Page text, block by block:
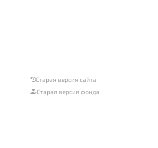
Старая версия сайта
Старая версия фонда